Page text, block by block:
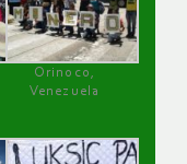
Orinoco,
Venezuela